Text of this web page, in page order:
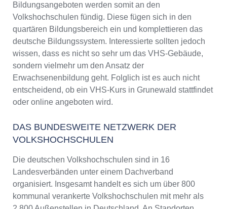
Bildungsangeboten werden somit an den
Volkshochschulen fündig. Diese fügen sich in den
quartären Bildungsbereich ein und komplettieren das
deutsche Bildungssystem. Interessierte sollten jedoch
wissen, dass es nicht so sehr um das VHS-Gebäude,
sondern vielmehr um den Ansatz der
Erwachsenenbildung geht. Folglich ist es auch nicht
entscheidend, ob ein VHS-Kurs in Grunewald stattfindet
oder online angeboten wird.
DAS BUNDESWEITE NETZWERK DER
VOLKSHOCHSCHULEN
Die deutschen Volkshochschulen sind in 16
Landesverbänden unter einem Dachverband
organisiert. Insgesamt handelt es sich um über 800
kommunal verankerte Volkshochschulen mit mehr als